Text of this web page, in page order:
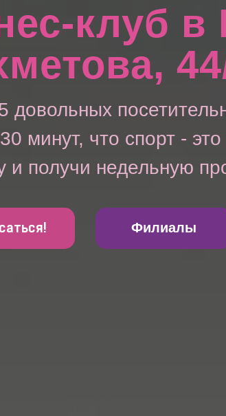
клуб
довольных
минут, что спорт - это
и получи недельную
Филиалы